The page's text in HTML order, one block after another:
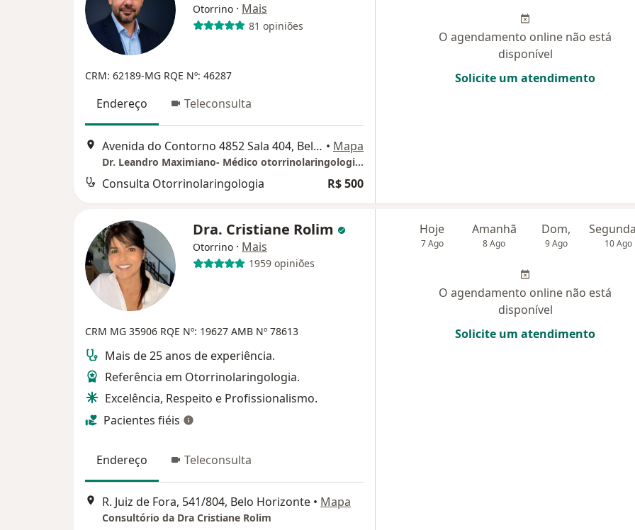
Otorrino · Mais
81 opiniões
CRM: 62189-MG RQE Nº: 46287
Endereço Teleconsulta
Avenida do Contorno 4852 Sala 404, Belo Horizonte • Mapa
Dr. Leandro Maximiano- Médico otorrinolaringologista
Consulta Otorrinolaringologia R$ 500
O agendamento online não está
disponível
Solicite um atendimento
Dra. Cristiane Rolim
Otorrino · Mais
1959 opiniões
CRM MG 35906 RQE Nº: 19627 AMB Nº 78613
Mais de 25 anos de experiência.
Referência em Otorrinolaringologia.
Excelência, Respeito e Profissionalismo.
Pacientes fiéis
Endereço Teleconsulta
R. Juiz de Fora, 541/804, Belo Horizonte • Mapa
Consultório da Dra Cristiane Rolim
Hoje
7 Ago
Amanhã
8 Ago
Dom,
9 Ago 10 Ago
O agendamento online não está
disponível
Solicite um atendimento